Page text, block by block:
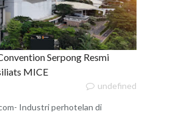
Serpong Resmi
MICE
undefined
Industri perhotelan di